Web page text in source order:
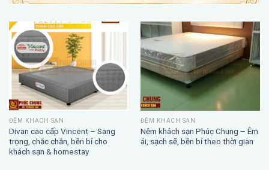
ĐỆM KHÁCH SẠN
Divan cao cấp Vincent – Sang
trọng, chắc chắn, bền bỉ cho
khách sạn & homestay
ĐỆM KHÁCH SẠN
Nệm khách sạn Phúc Chung – Êm
ái, sạch sẽ, bền bỉ theo thời gian